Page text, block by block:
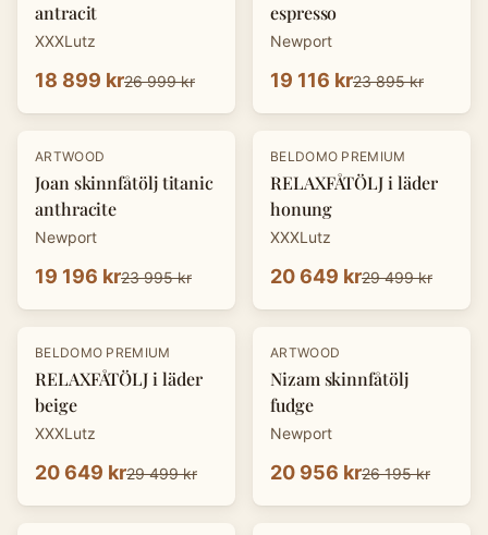
antracit
XXXLutz
18 899 kr26 999 kr
espresso
Newport
19 116 kr23 895 kr
-20%
ARTWOOD
Joan skinnfåtölj titanic
anthracite
Newport
19 196 kr23 995 kr
-30 %
BELDOMO PREMIUM
RELAXFÅTÖLJ i läder
honung
XXXLutz
20 649 kr29 499 kr
-30 %
BELDOMO PREMIUM
RELAXFÅTÖLJ i läder
beige
XXXLutz
20 649 kr29 499 kr
-20%
ARTWOOD
Nizam skinnfåtölj
fudge
Newport
20 956 kr26 195 kr